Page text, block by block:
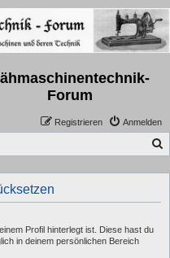
Forum
Anmelden
Registrieren
Profil hinterlegt ist. Diese hast du
in deinem persönlichen Bereich